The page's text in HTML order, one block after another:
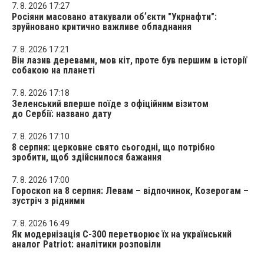
7. 8. 2026 17:27
Росіяни масовано атакували обʼєкти "Укрнафти":
зруйновано критично важливе обладнання
7. 8. 2026 17:21
Він лазив деревами, мов кіт, проте був першим в історії
собакою на планеті
7. 8. 2026 17:18
Зеленський вперше поїде з офіційним візитом
до Сербії: названо дату
7. 8. 2026 17:10
8 серпня: церковне свято сьогодні, що потрібно
зробити, щоб здійснилося бажання
7. 8. 2026 17:00
Гороскоп на 8 серпня: Левам – відпочинок, Козерогам –
зустріч з рідними
7. 8. 2026 16:49
Як модернізація С-300 перетворює їх на український
аналог Patriot: аналітики розповіли